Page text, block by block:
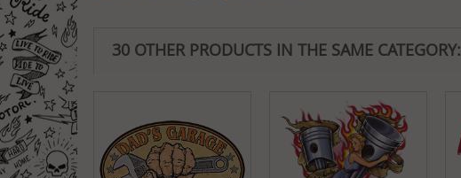
30 OTHER PRODUCTS IN THE SAME CATEGORY: